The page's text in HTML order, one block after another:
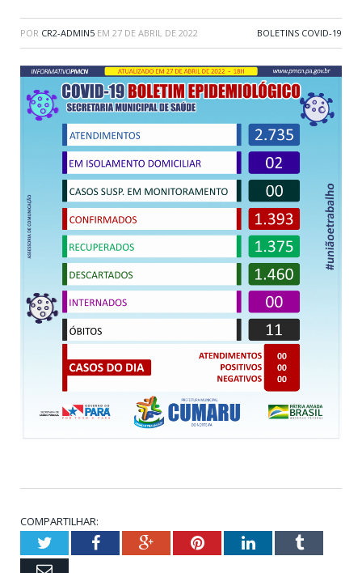
POR CR2-ADMIN5 EM 27 DE ABRIL DE 2022 BOLETINS COVID-19
COMPARTILHAR:
TwitterFacebookGoogle+PinterestLinkedInTumblr
Email